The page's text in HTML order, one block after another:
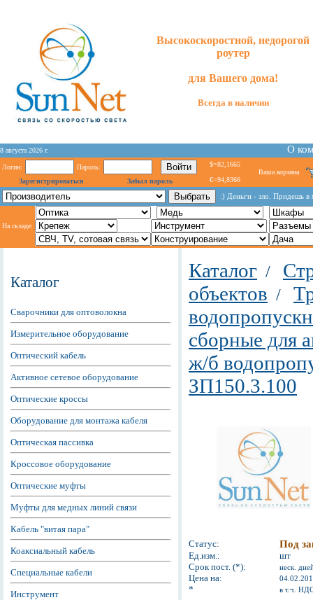
Высокоскоростной, недорогой
роутер
дляВашего дома!
Всегда в наличии
8 августа 2026 г. О
Логин:
Пароль:
Зарегистрироваться
Забыл пароль
$=82,1665
€=94,8366
Ваша корзина
:) Деньги - зло. Придешь в
На складе:
Каталог
Сварочники для оптоволокна
Измерительное оборудование
Оптический кабель
Активное сетевое оборудование
Оптические кроссы
Оборудование для монтажа кабеля
Оптическая пассивка
Кроссовое оборудование
Оптические муфты
Муфты для медных линий связи
Кабель "витая пара"
Коаксиальный кабель
Специальные кабели
Инструмент
Каталог /
объектов /
сборные для
ж/б
ЗП150.3.100
Статус: Под
Ед.изм.:
шт
Срок пост. (*):
неск.
Цена на:
* в т.ч.